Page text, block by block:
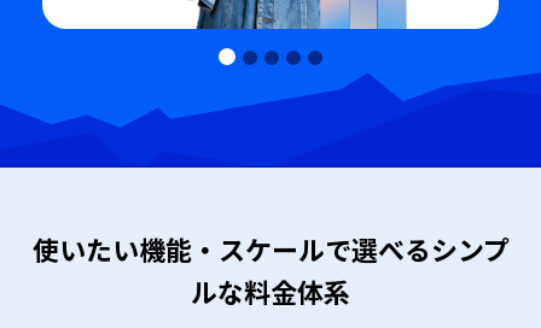
使いたい機能・スケールで選べるシンプ
ルな料金体系